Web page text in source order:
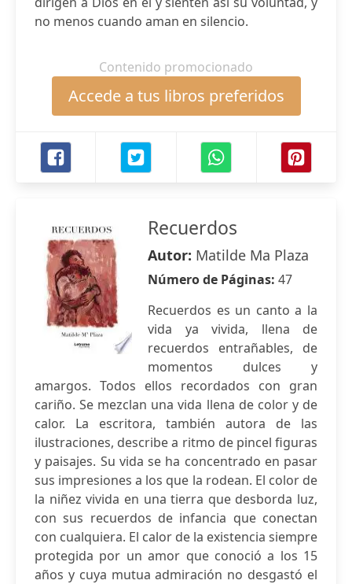
no menos cuando aman en silencio.
Contenido promocionado
Accede a tus libros preferidos
Recuerdos
Autor: Matilde Ma Plaza
Número de Páginas: 47
Recuerdos es un canto a la
vida ya vivida, llena de
recuerdos entrañables, de
momentos dulces y
amargos. Todos ellos recordados con gran
cariño. Se mezclan una vida llena de color y de
calor. La escritora, también autora de las
ilustraciones, describe a ritmo de pincel figuras
y paisajes. Su vida se ha concentrado en pasar
sus impresiones a los que la rodean. El color de
la niñez vivida en una tierra que desborda luz,
con sus recuerdos de infancia que conectan
con cualquiera. El calor de la existencia siempre
protegida por un amor que conoció a los 15
años y cuya mutua admiración no desgastó el